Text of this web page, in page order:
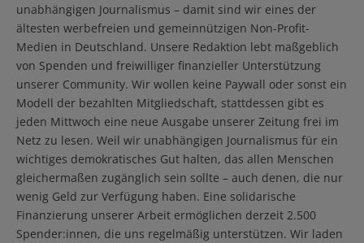
unabhängigen Journalismus – damit sind wir eines der
ältesten werbefreien und gemeinnützigen Non-Profit-
Medien in Deutschland. Unsere Redaktion lebt maßgeblich
von Spenden und freiwilliger finanzieller Unterstützung
unserer Community. Wir wollen keine Paywall oder sonst ein
Modell der bezahlten Mitgliedschaft, stattdessen gibt es
jeden Mittwoch eine neue Ausgabe unserer Zeitung frei im
Netz zu lesen. Weil wir unabhängigen Journalismus für ein
wichtiges demokratisches Gut halten, das allen Menschen
gleichermaßen zugänglich sein sollte – auch denen, die nur
wenig Geld zur Verfügung haben. Eine solidarische
Finanzierung unserer Arbeit ermöglichen derzeit 2.500
Spender:innen, die uns regelmäßig unterstützen. Wir laden